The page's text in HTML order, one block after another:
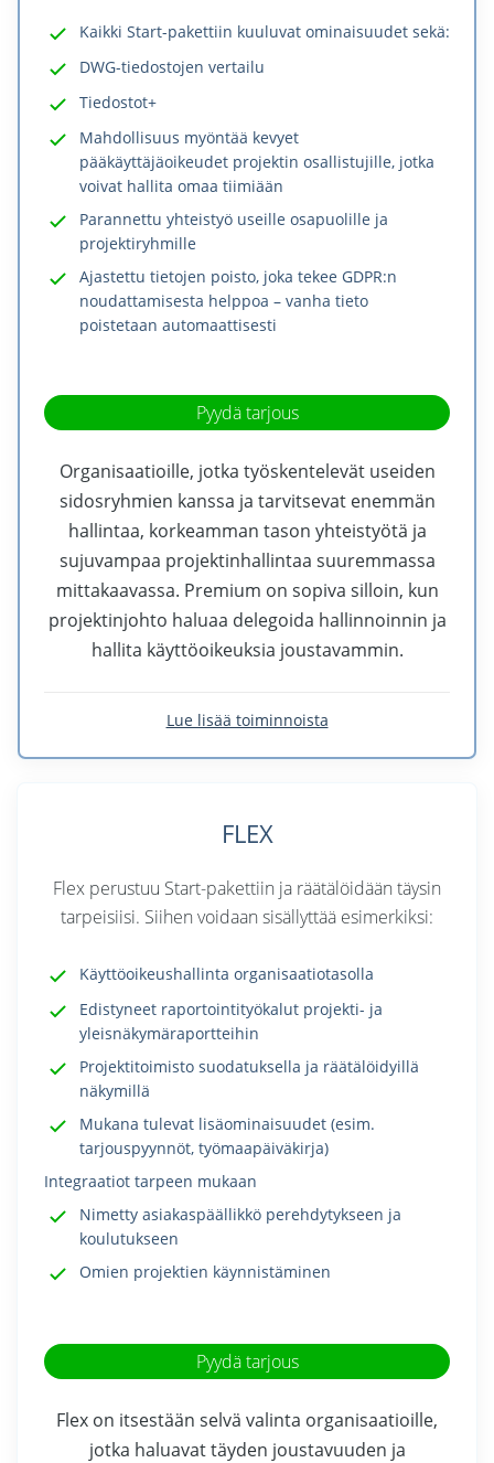
Kaikki Start-pakettiin kuuluvat ominaisuudet sekä:
DWG-tiedostojen vertailu
Tiedostot+
Mahdollisuus myöntää kevyet
pääkäyttäjäoikeudet projektin osallistujille, jotka
voivat hallita omaa tiimiään
Parannettu yhteistyö useille osapuolille ja
projektiryhmille
Ajastettu tietojen poisto, joka tekee GDPR:n
noudattamisesta helppoa – vanha tieto
poistetaan automaattisesti
Pyydä tarjous
Organisaatioille, jotka työskentelevät useiden
sidosryhmien kanssa ja tarvitsevat enemmän
hallintaa, korkeamman tason yhteistyötä ja
sujuvampaa projektinhallintaa suuremmassa
mittakaavassa. Premium on sopiva silloin, kun
projektinjohto haluaa delegoida hallinnoinnin ja
hallita käyttöoikeuksia joustavammin.
Lue lisää toiminnoista
FLEX
Flex perustuu Start-pakettiin ja räätälöidään täysin
tarpeisiisi. Siihen voidaan sisällyttää esimerkiksi:
Käyttöoikeushallinta organisaatiotasolla
Edistyneet raportointityökalut projekti- ja
yleisnäkymäraportteihin
Projektitoimisto suodatuksella ja räätälöidyillä
näkymillä
Mukana tulevat lisäominaisuudet (esim.
tarjouspyynnöt, työmaapäiväkirja)
Integraatiot tarpeen mukaan
Nimetty asiakaspäällikkö perehdytykseen ja
koulutukseen
Omien projektien käynnistäminen
Pyydä tarjous
Flex on itsestään selvä valinta organisaatioille,
jotka haluavat täyden joustavuuden ja